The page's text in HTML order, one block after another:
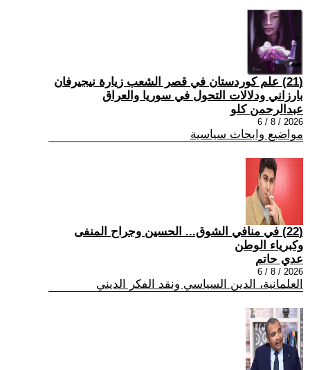
(21) علم كوردستان في قصر الشعب زيارة نيجيرفان
بارزاني ودلالات التحول في سوريا والعراق
عبدالرحمن كلو
2026 / 8 / 6
مواضيع وابحاث سياسية
(22) في منافي الشوق... الحسين وجراح المنفى
وكبرياء الوطن
عدي حاتم
2026 / 8 / 6
العلمانية، الدين السياسي ونقد الفكر الديني